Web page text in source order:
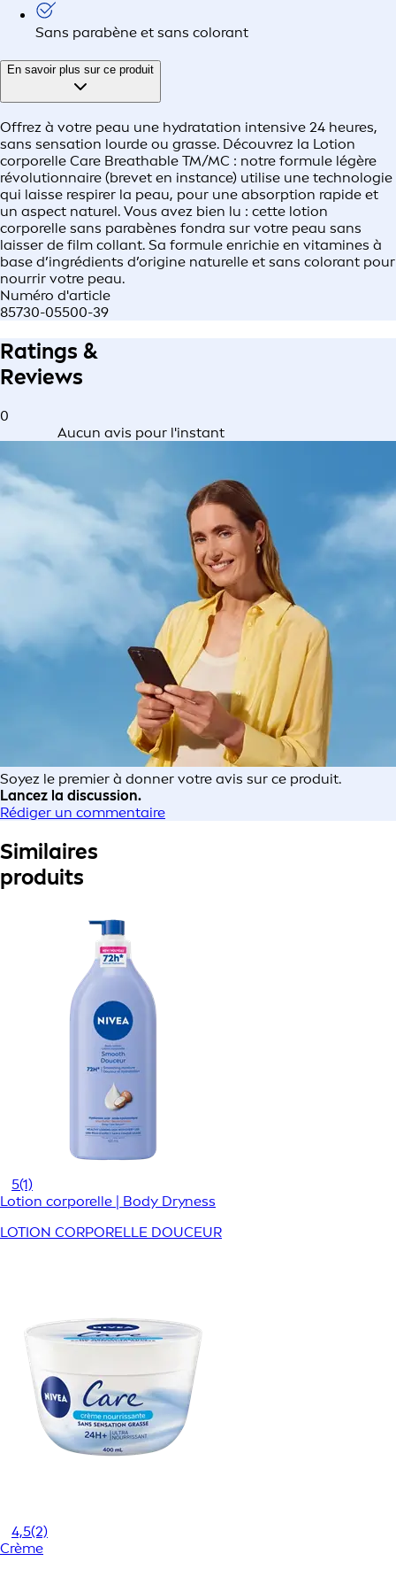
Sans parabène et sans colorant
En savoir plus sur ce produit
Offrez à votre peau une hydratation intensive 24 heures,
sans sensation lourde ou grasse. Découvrez la Lotion
corporelle Care Breathable TM/MC : notre formule légère
révolutionnaire (brevet en instance) utilise une technologie
qui laisse respirer la peau, pour une absorption rapide et
un aspect naturel. Vous avez bien lu : cette lotion
corporelle sans parabènes fondra sur votre peau sans
laisser de film collant. Sa formule enrichie en vitamines à
base d’ingrédients d’origine naturelle et sans colorant pour
nourrir votre peau.
Numéro d'article
85730-05500-39
Ratings &
Reviews
0
Aucun avis pour l'instant
Soyez le premier à donner votre avis sur ce produit.
Lancez la discussion.
Rédiger un commentaire
Similaires
produits
5(1)
Lotion corporelle | Body Dryness
LOTION CORPORELLE DOUCEUR
4,5(2)
Crème